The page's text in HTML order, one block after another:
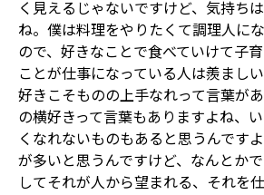
く見えるじゃないですけど、気持ち
ね。僕は料理をやりたくて調理人に
ので、好きなことで食べていけて子
ことが仕事になっている人は羨ましい
好きこそものの上手なれって言葉が
の横好きって言葉もありますよね、
くなれないものもあると思うんです
が多いと思うんですけど、なんとか
してそれが人から望まれる、それを